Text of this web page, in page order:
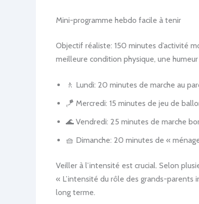
Mini-programme hebdo facile à tenir
Objectif réaliste: 150 minutes d’activité
meilleure condition physique, une
🚶 Lundi: 20 minutes de marche au
🪁 Mercredi: 15 minutes de jeu de
🌊 Vendredi: 25 minutes de marche
🧺 Dimanche: 20 minutes de «
Veiller à l’intensité est crucial. Selon
« L’intensité du rôle des grands-parents
long terme.